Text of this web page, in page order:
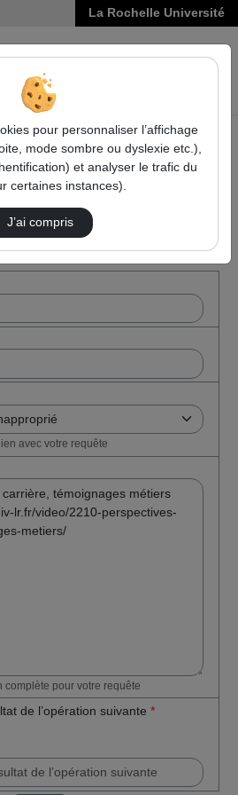
La Rochelle Université
nous
avec votre requête
pour votre requête
de l’opération suivante *
pour personnaliser l’affichage
mode sombre ou dyslexie etc.),
et analyser le trafic du
certaines instances).
J’ai compris